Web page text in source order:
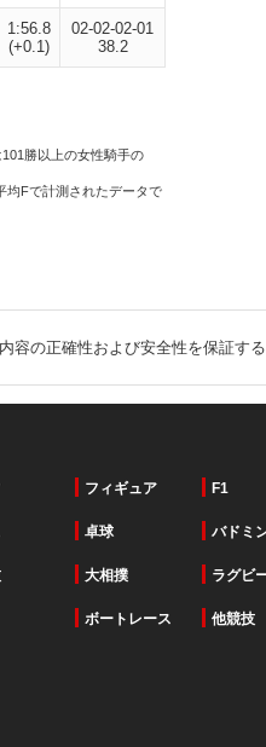
1:56.8
(+0.1)
02-02-02-01
38.2
勝以上の女性騎手の
均Fで計測されたデータで
の正確性および安全性を保証す
フィギュア F1
卓球 バドミ
大相撲 ラグビ
ボートレース 他競技